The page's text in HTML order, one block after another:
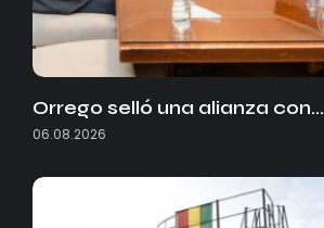
Orrego selló una alianza con…
06.08.2026